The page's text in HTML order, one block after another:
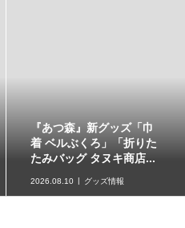
原作再現がスゴい「ギャ
ラクシーコート」の細部
に注目！元ネタも合わ...
2026.08.09 企画記事